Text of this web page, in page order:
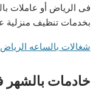
فى الرياض أو عاملات
بخدمات تنظيف منزلية
شغالات بالساعه الرياض
خادمات بالشهر